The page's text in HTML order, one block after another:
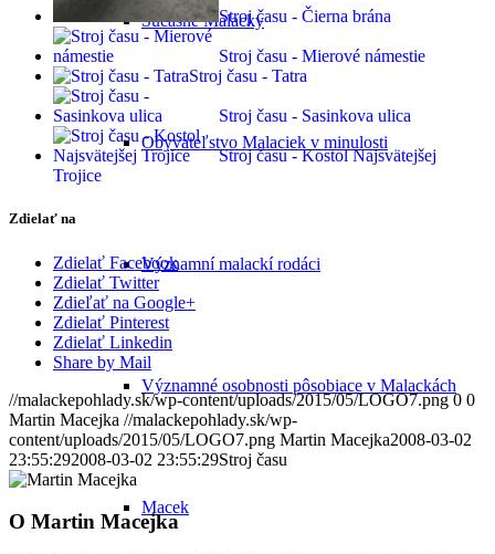
Súčasné Malacky
Obyvateľstvo Malaciek v minulosti
Významní malackí rodáci
Významné osobnosti pôsobiace v Malackách
Macek
Stroj času - Čierna brána
Stroj času - Mierové námestie
Stroj času - Tatra
Stroj času - Sasinkova ulica
Stroj času - Kostol Najsvätejšej
Trojice
Zdielať na
Zdielať Facebook
Zdielať Twitter
Zdieľať na Google+
Zdielať Pinterest
Zdielať Linkedin
Share by Mail
//malackepohlady.sk/wp-content/uploads/2015/05/LOGO7.png 0 0
Martin Macejka //malackepohlady.sk/wp-
content/uploads/2015/05/LOGO7.png Martin Macejka2008-03-02
23:55:292008-03-02 23:55:29Stroj času
O Martin Macejka